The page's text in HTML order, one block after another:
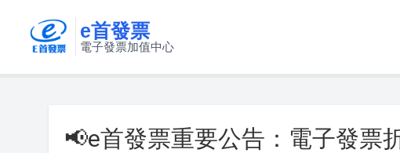
e首發票
電子發票加值中心
📢e首發票重要公告：電子發票